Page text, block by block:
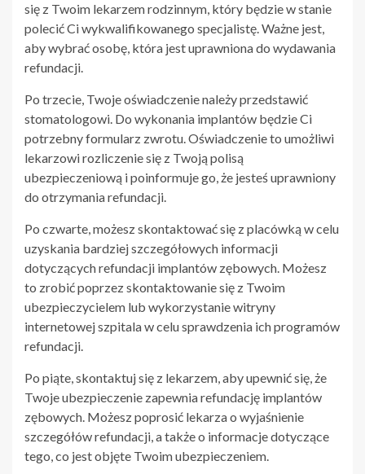
się z Twoim lekarzem rodzinnym, który będzie w stanie
polecić Ci wykwalifikowanego specjalistę. Ważne jest,
aby wybrać osobę, która jest uprawniona do wydawania
refundacji.
Po trzecie, Twoje oświadczenie należy przedstawić
stomatologowi. Do wykonania implantów będzie Ci
potrzebny formularz zwrotu. Oświadczenie to umożliwi
lekarzowi rozliczenie się z Twoją polisą
ubezpieczeniową i poinformuje go, że jesteś uprawniony
do otrzymania refundacji.
Po czwarte, możesz skontaktować się z placówką w celu
uzyskania bardziej szczegółowych informacji
dotyczących refundacji implantów zębowych. Możesz
to zrobić poprzez skontaktowanie się z Twoim
ubezpieczycielem lub wykorzystanie witryny
internetowej szpitala w celu sprawdzenia ich programów
refundacji.
Po piąte, skontaktuj się z lekarzem, aby upewnić się, że
Twoje ubezpieczenie zapewnia refundację implantów
zębowych. Możesz poprosić lekarza o wyjaśnienie
szczegółów refundacji, a także o informacje dotyczące
tego, co jest objęte Twoim ubezpieczeniem.